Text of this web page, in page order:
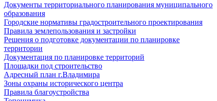
Документы территориального планирования муниципального
образования
Городские нормативы градостроительного проектирования
Правила землепользования и застройки
Решения о подготовке документации по планировке
территории
Документация по планировке территорий
Площадки под строительство
Адресный план г.Владимира
Зоны охраны исторического центра
Правила благоустройства